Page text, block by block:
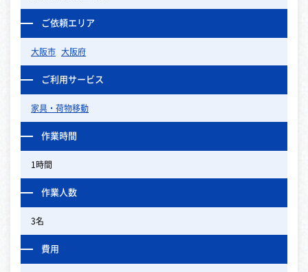
ご依頼エリア
大阪市 大阪府
ご利用サービス
家具・荷物移動
作業時間
1時間
作業人数
3名
費用